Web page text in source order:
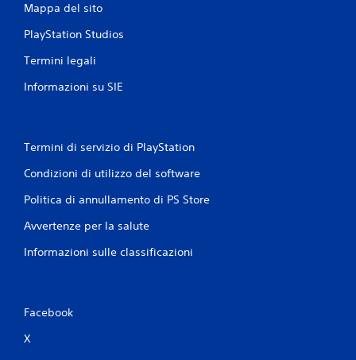
Mappa del sito
PlayStation Studios
Termini legali
Informazioni su SIE
Termini di servizio di PlayStation
Condizioni di utilizzo del software
Politica di annullamento di PS Store
Avvertenze per la salute
Informazioni sulle classificazioni
Facebook
X